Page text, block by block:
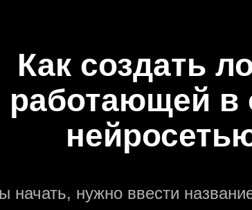
Как создать
работающей в
начать, нужно ввести